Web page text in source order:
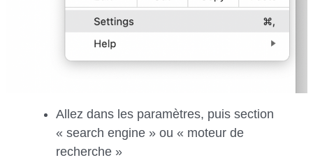
Allez dans les paramètres, puis section
« search engine » ou « moteur de
recherche »